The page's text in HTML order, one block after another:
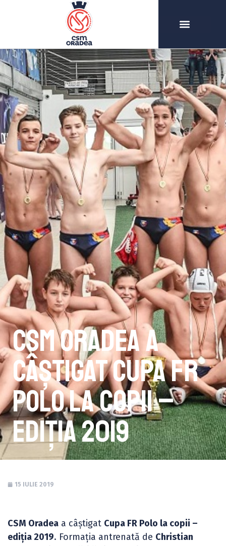
CSM Oradea a
câștigat Cupa FR
Polo la copii –
ediția 2019
15 IULIE 2019
CSM Oradea a câștigat Cupa FR Polo la copii –
ediția 2019. Formația antrenată de Christian